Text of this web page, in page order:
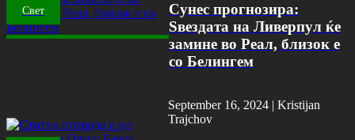
Свет
Сунес прогнозира:
Ѕвездата на Ливерпул ќе
замине во Реал, близок е
со Белингем
September 16, 2024 | Kristijan
Trajchov